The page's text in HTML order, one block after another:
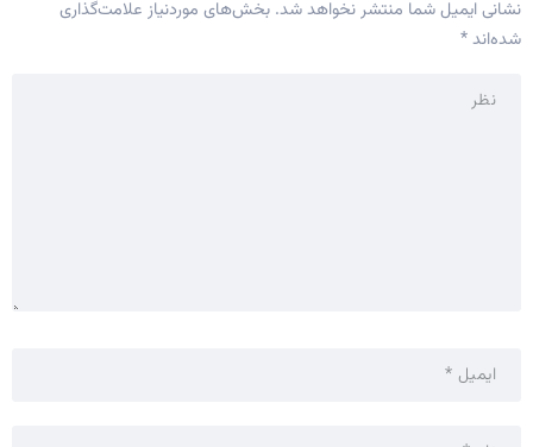
نشانی ایمیل شما منتشر نخواهد شد. بخش‌های موردنیاز علامت‌گذاری
شده‌اند*